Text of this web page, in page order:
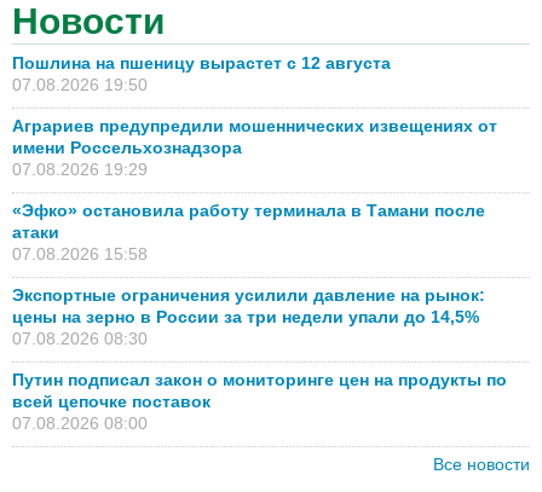
Новости
Пошлина на пшеницу вырастет с 12 августа
07.08.2026 19:50
Аграриев предупредили мошеннических извещениях от
имени Россельхознадзора
07.08.2026 19:29
«Эфко» остановила работу терминала в Тамани после
атаки
07.08.2026 15:58
Экспортные ограничения усилили давление на рынок:
цены на зерно в России за три недели упали до 14,5%
07.08.2026 08:30
Путин подписал закон о мониторинге цен на продукты по
всей цепочке поставок
07.08.2026 08:00
Все новости